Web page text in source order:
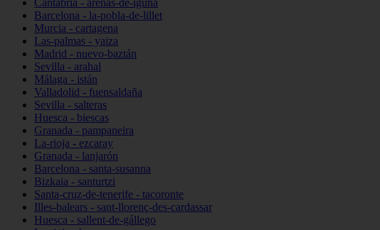
Cantabria - arenas-de-iguña
Barcelona - la-pobla-de-lillet
Murcia - cartagena
Las-palmas - yaiza
Madrid - nuevo-baztán
Sevilla - arahal
Málaga - istán
Valladolid - fuensaldaña
Sevilla - salteras
Huesca - biescas
Granada - pampaneira
La-rioja - ezcaray
Granada - lanjarón
Barcelona - santa-susanna
Bizkaia - santurtzi
Santa-cruz-de-tenerife - tacoronte
Illes-balears - sant-llorenç-des-cardassar
Huesca - sallent-de-gállego